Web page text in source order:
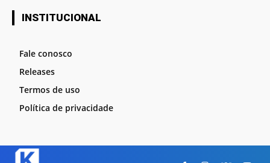
INSTITUCIONAL
Fale conosco
Releases
Termos de uso
Política de privacidade